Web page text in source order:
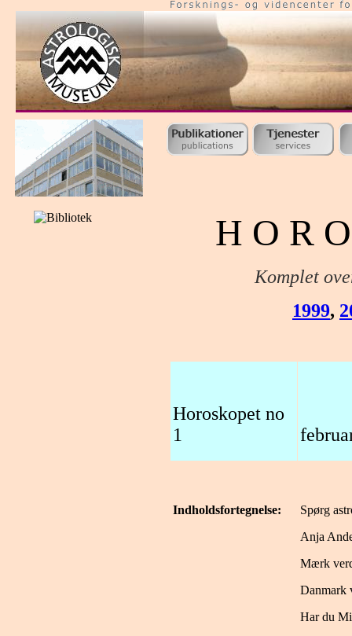
H O R
Komplet
1999,
Horoskopet no
1
Indholdsfortegnelse:
Spørg
Anja
Mærk
Danmark
Har du